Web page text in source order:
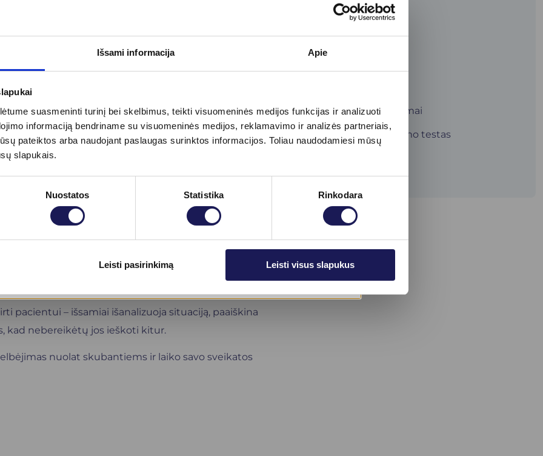
Išsami informacija Apie
suasmeninti turinį bei skelbimus, teikti visuomeninės medijos funkcijas ir analizuoti
informaciją bendriname su visuomeninės medijos, reklamavimo ir analizės partneriais,
pateiktos arba naudojant paslaugas surinktos informacijos. Toliau naudodamiesi mūsų
slapukais.
Nuostatos Statistika Rinkodara
Leisti pasirinkimą Leisti visus slapukus
atveju. Prietaisas, vienu mygtuko paspaudimu,
laipsnį dioptrijomis, keratometriją – ragenos
– ragenos storį.
turi daug privalumų. Atliekant tyrimą,
akių lašai, o daugeliu atvejų akių tyrimas gali
Todėl mūsų pacientas tyrimui atvykti gali net pietų
ar dirbti jam įprastus darbus be jokių trukdžių.
laiką, kas šiuo laikotarpiu yra labai brangu.
o ir pačios procedūros, pavyzdžiui – akių dugno
Mane čia visad žavi labai malonus daktarų bei
operos solisto Merūno Vitulskio žmona Erika
klinikos gydytojas oftalmologas, medicinos mokslų
kurių negali pamatyti jokie kiti metodai, kai liga yra
pablogėjusios. Akių tyrimams sugaišus vos keletą
pacientui – išsamiai išanalizuoja situaciją, paaiškina
kad nebereikėtų jos ieškoti kitur.
nuolat skubantiems ir laiko savo sveikatos
Kolonoskopija
Ultragarsiniai tyrimai
Ureazės kvėpavimo testas